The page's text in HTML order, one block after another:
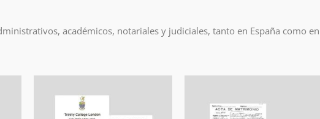
académicos, notariales y judiciales, tanto en España como